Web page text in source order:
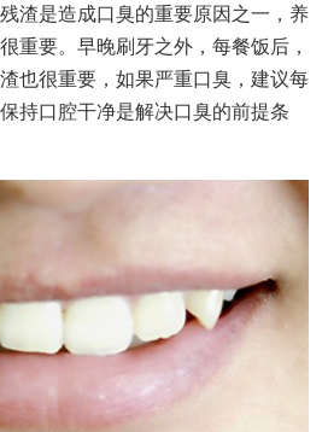
渣是造成口臭的重要原因之一，养
重要。早晚刷牙之外，每餐饭后，
也很重要，如果严重口臭，建议每
持口腔干净是解决口臭的前提条